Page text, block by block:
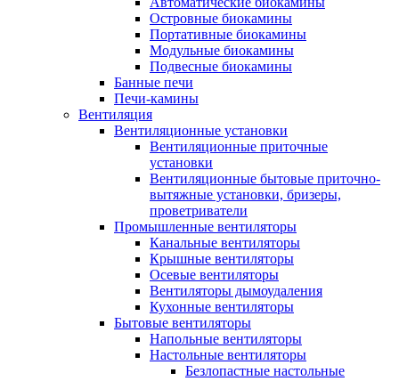
Островные биокамины
Портативные биокамины
Модульные биокамины
Подвесные биокамины
Банные печи
Печи-камины
Вентиляция
Вентиляционные установки
Вентиляционные приточные
установки
Вентиляционные бытовые приточно-
вытяжные установки, бризеры,
проветриватели
Промышленные вентиляторы
Канальные вентиляторы
Крышные вентиляторы
Осевые вентиляторы
Вентиляторы дымоудаления
Кухонные вентиляторы
Бытовые вентиляторы
Напольные вентиляторы
Настольные вентиляторы
Безлопастные настольные